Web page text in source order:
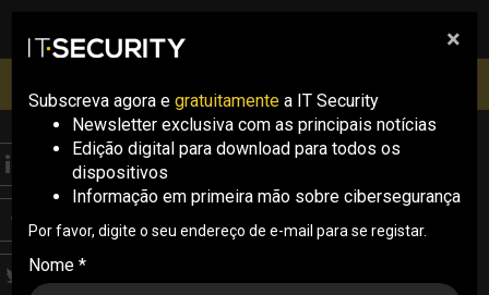
pesquisa
Inscrições abertas
THREATS
CISA lança diretiva de
emergência para
mitigação de
×
Subscreva agora e gratuitamente a IT Security
Newsletter exclusiva com as principais notícias
Edição digital para download para todos os
dispositivos
Informação em primeira mão sobre cibersegurança
Por favor, digite o seu endereço de e-mail para se registar.
Nome *